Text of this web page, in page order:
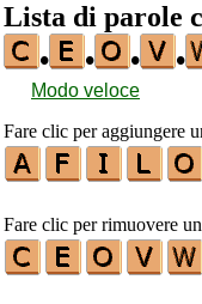
Lista di parole
•
• • •
Modo veloce
Fare clic per aggiungere
Fare clic per rimuovere